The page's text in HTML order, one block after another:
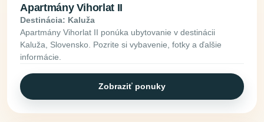
Apartmány Vihorlat II
Destinácia: Kaluža
Apartmány Vihorlat II ponúka ubytovanie v destinácii
Kaluža, Slovensko. Pozrite si vybavenie, fotky a ďalšie
informácie.
Zobraziť ponuky